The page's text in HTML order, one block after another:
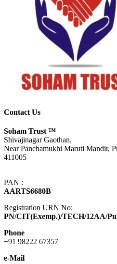
Contact Us
Soham Trust ™
Shivajinagar Gaothan,
Near Panchamukhi Maruti Mandir,
411005
PAN :
AARTS6680B
Registration URN No:
PN/CIT(Exemp.)/TECH/12AA/
Phone
+91 98222 67357
e-Mail